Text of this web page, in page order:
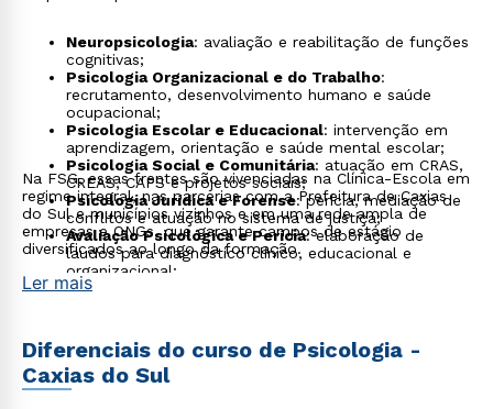
Neuropsicologia: avaliação e reabilitação de funções
cognitivas;
Psicologia Organizacional e do Trabalho:
recrutamento, desenvolvimento humano e saúde
ocupacional;
Psicologia Escolar e Educacional: intervenção em
aprendizagem, orientação e saúde mental escolar;
Psicologia Social e Comunitária: atuação em CRAS,
CREAS, CAPS e projetos sociais;
Psicologia Jurídica e Forense: perícia, mediação de
conflitos e atuação no sistema de justiça;
Avaliação Psicológica e Perícia: elaboração de
laudos para diagnóstico clínico, educacional e
organizacional;
Psicologia do Esporte
aplicação em tecnologias de comportamento e
saúde mental.
Na FSG, essas frentes são vivenciadas na Clínica-Escola em
regime integral, nas parcerias com a Prefeitura de Caxias
do Sul e municípios vizinhos e em uma rede ampla de
empresas e ONGs, que garante campos de estágio
diversificados ao longo da formação.
Ler mais
Diferenciais do curso de Psicologia -
Caxias do Sul